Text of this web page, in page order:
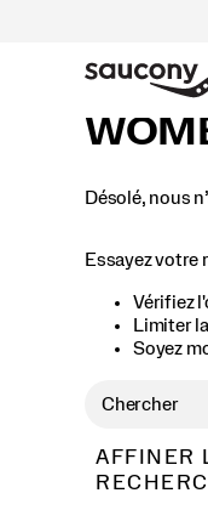
Désolé, nous
Essayez votre
Vérifiez
Limiter
Soyez
AFFINER